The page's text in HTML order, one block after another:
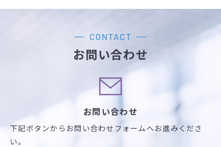
CONTACT
お問い合わせ
お問い合わせ
下記ボタンからお問い合わせフォームへお進みくださ
い。